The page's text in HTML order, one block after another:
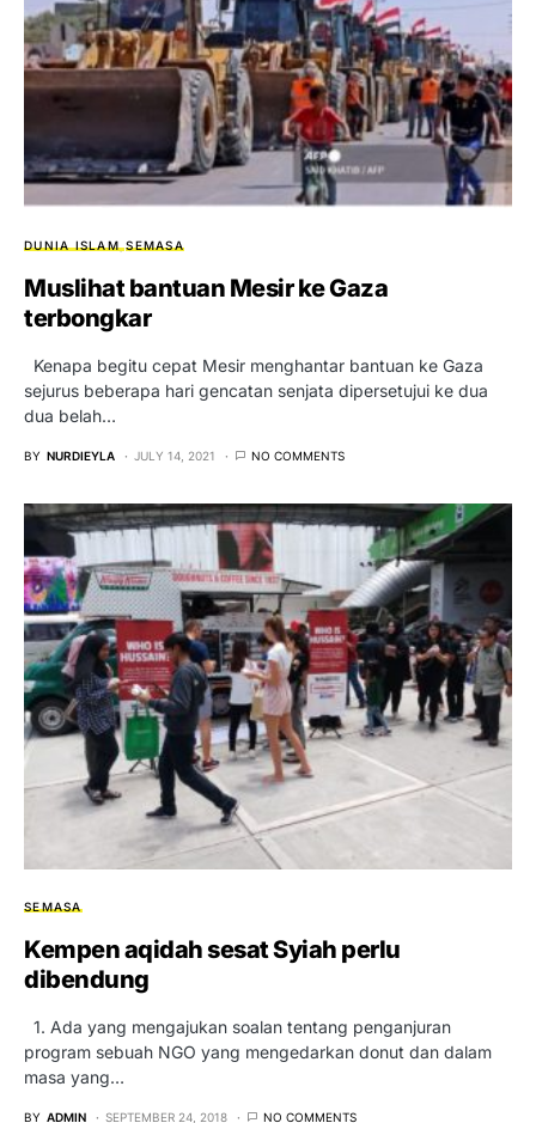
DUNIA ISLAM SEMASA
Muslihat bantuan Mesir ke Gaza
terbongkar
Kenapa begitu cepat Mesir menghantar bantuan ke Gaza
sejurus beberapa hari gencatan senjata dipersetujui ke dua
dua belah…
BY NURDIEYLA JULY 14, 2021 NO COMMENTS
SEMASA
Kempen aqidah sesat Syiah perlu
dibendung
1. Ada yang mengajukan soalan tentang penganjuran
program sebuah NGO yang mengedarkan donut dan dalam
masa yang…
BY ADMIN SEPTEMBER 24, 2018 NO COMMENTS